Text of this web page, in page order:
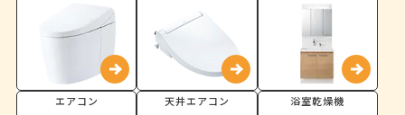
エアコン 天井エアコン 浴室乾燥機